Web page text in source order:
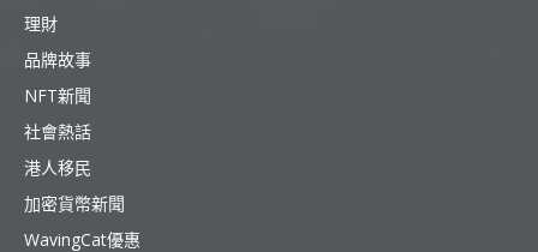
理財
品牌故事
NFT新聞
社會熱話
港人移民
加密貨幣新聞
WavingCat優惠